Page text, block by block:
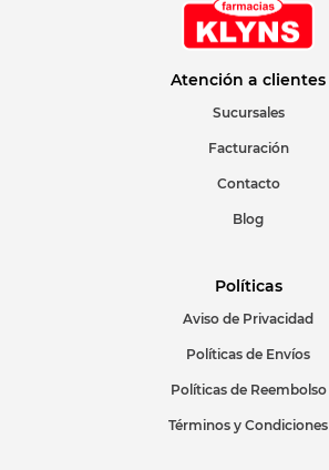
Atención a clientes
Sucursales
Facturación
Contacto
Blog
Políticas
Aviso de Privacidad
Políticas de Envíos
Políticas de Reembolso
Términos y Condiciones